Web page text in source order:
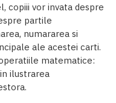
copiii vor invata despre
partile
numararea si
ale acestei carti.
matematice:
ilustrarea